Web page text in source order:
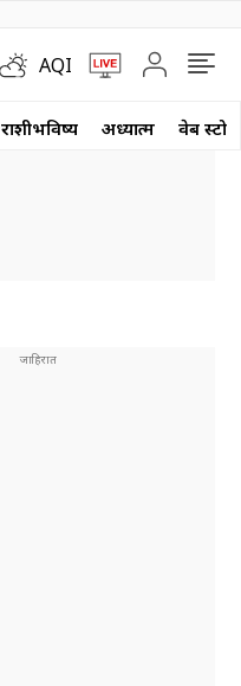
AQI
राशीभविष्य अध्यात्म वेब